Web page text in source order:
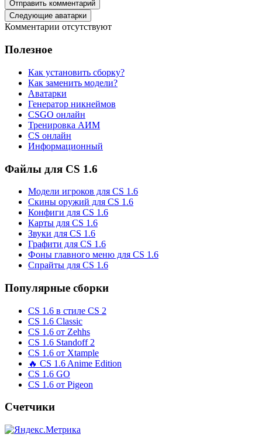
Отправить комментарий
Следующие аватарки
Комментарии отсутствуют
Полезное
Как установить сборку?
Как заменить модели?
Аватарки
Генератор никнеймов
CSGO онлайн
Тренировка АИМ
CS онлайн
Информационный
Файлы для CS 1.6
Модели игроков для CS 1.6
Скины оружий для CS 1.6
Конфиги для CS 1.6
Карты для CS 1.6
Звуки для CS 1.6
Графити для CS 1.6
Фоны главного меню для CS 1.6
Спрайты для CS 1.6
Популярные сборки
CS 1.6 в стиле CS 2
CS 1.6 Classic
CS 1.6 от Zehhs
CS 1.6 Standoff 2
CS 1.6 от Xtample
🔥 CS 1.6 Anime Edition
CS 1.6 GO
CS 1.6 от Pigeon
Счетчики